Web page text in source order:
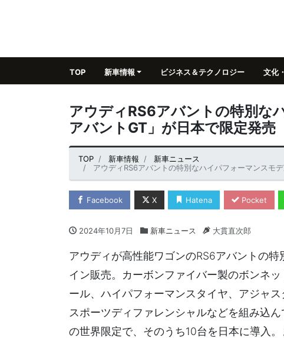
TOP 新車情報 ビジネス＆テクノロジー 文化
アウディRS6アバントの特別な
アバントGT」が日本で限定発売
TOP 新車情報
新車ニュース
アウディRS6アバントの特別なハイパフォーマンスモ
Facebook X Hatena Pocket
2024年10月7日 新車ニュース 大貫直次郎
アウディが高性能ワゴンのRS6アバントの
イン販売。カーボンファイバー製のボンネ
ール、ハイパフォーマンスタイヤ、アジャ
スポーツディファレンシャルなどを組み込
の世界限定で、そのうち10台を日本に導入